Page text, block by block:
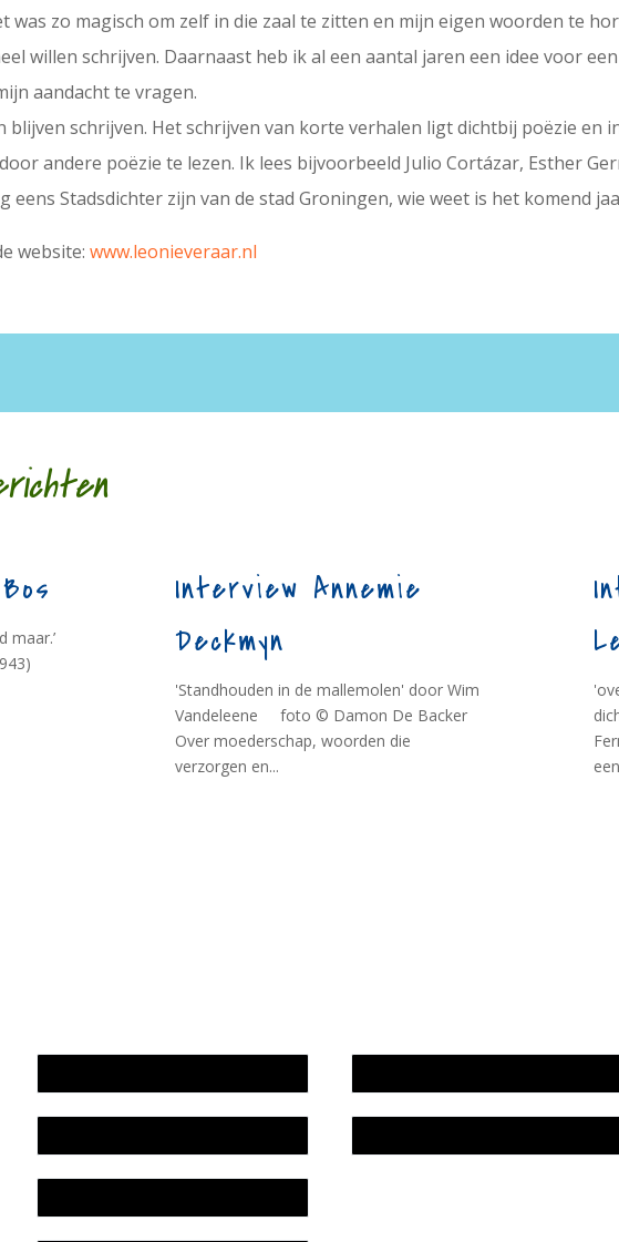
was zo magisch om zelf in die zaal te zitten en mijn eigen woorden te
willen schrijven. Daarnaast heb ik al een aantal jaren een idee voor
aandacht te vragen.
schrijven. Het schrijven van korte verhalen ligt dichtbij poëzie en
andere poëzie te lezen. Ik lees bijvoorbeeld Julio Cortázar, Esther
eens Stadsdichter zijn van de stad Groningen, wie weet is het komend
website:www.leonieveraar.nl
maar.’
Interview Annemie
Deckmyn
'Standhouden in de mallemolen' door Wim
Vandeleene foto © Damon De Backer
Over moederschap, woorden die
verzorgen en...